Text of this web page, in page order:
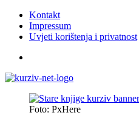
Kontakt
Impressum
Uvjeti korištenja i privatnost
Foto: PxHere